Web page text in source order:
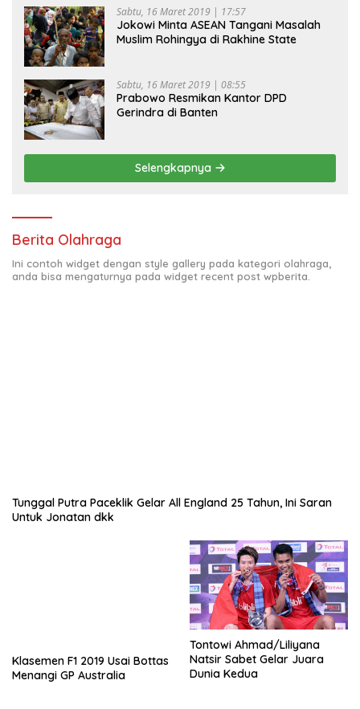
Sabtu, 16 Maret 2019 | 17:57
Jokowi Minta ASEAN Tangani Masalah
Muslim Rohingya di Rakhine State
Sabtu, 16 Maret 2019 | 08:55
Prabowo Resmikan Kantor DPD
Gerindra di Banten
Selengkapnya
Berita Olahraga
Ini contoh widget dengan style gallery pada kategori olahraga,
anda bisa mengaturnya pada widget recent post wpberita.
Tunggal Putra Paceklik Gelar All England 25 Tahun, Ini Saran
Untuk Jonatan dkk
Klasemen F1 2019 Usai Bottas
Menangi GP Australia
Tontowi Ahmad/Liliyana
Natsir Sabet Gelar Juara
Dunia Kedua